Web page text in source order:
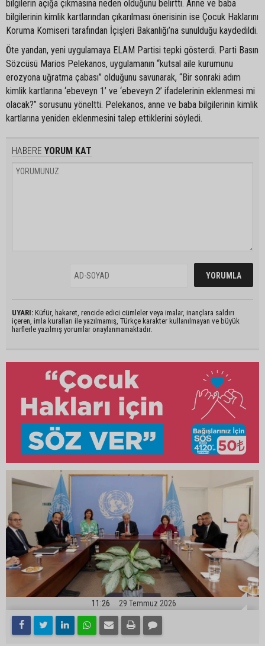
bilgilerin açığa çıkmasına neden olduğunu belirtti. Anne ve baba
bilgilerinin kimlik kartlarından çıkarılması önerisinin ise Çocuk Haklarını
Koruma Komiseri tarafından İçişleri Bakanlığı’na sunulduğu kaydedildi.
Öte yandan, yeni uygulamaya ELAM Partisi tepki gösterdi. Parti Basın
Sözcüsü Marios Pelekanos, uygulamanın “kutsal aile kurumunu
erozyona uğratma çabası” olduğunu savunarak, “Bir sonraki adım
kimlik kartlarına ‘ebeveyn 1’ ve ‘ebeveyn 2’ ifadelerinin eklenmesi mi
olacak?” sorusunu yöneltti. Pelekanos, anne ve baba bilgilerinin kimlik
kartlarına yeniden eklenmesini talep ettiklerini söyledi.
HABERE YORUM KAT
UYARI: Küfür, hakaret, rencide edici cümleler veya imalar, inançlara saldırı
içeren, imla kuralları ile yazılmamış, Türkçe karakter kullanılmayan ve büyük
harflerle yazılmış yorumlar onaylanmamaktadır.
11:26 29 Temmuz 2026